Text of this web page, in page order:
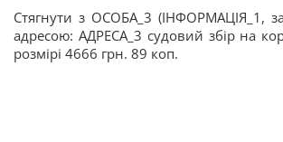
Стягнути з ОСОБА_3 (ІНФОРМАЦІЯ_1,
адресою: АДРЕСА_3 судовий збір на
розмірі 4666 грн. 89 коп.